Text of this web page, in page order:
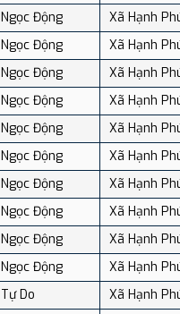
Ngọc Động
Xã Hạnh
Ngọc Động
Xã Hạnh
Ngọc Động
Xã Hạnh
Ngọc Động
Xã Hạnh
Ngọc Động
Xã Hạnh
Ngọc Động
Xã Hạnh
Ngọc Động
Xã Hạnh
Ngọc Động
Xã Hạnh
Ngọc Động
Xã Hạnh
Ngọc Động
Xã Hạnh
Tự Do
Xã Hạnh